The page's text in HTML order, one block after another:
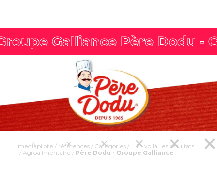
mediapilote / références / Catégories /
... Et voilà les résultats
/ Agroalimentaire / Père Dodu - Groupe Galliance